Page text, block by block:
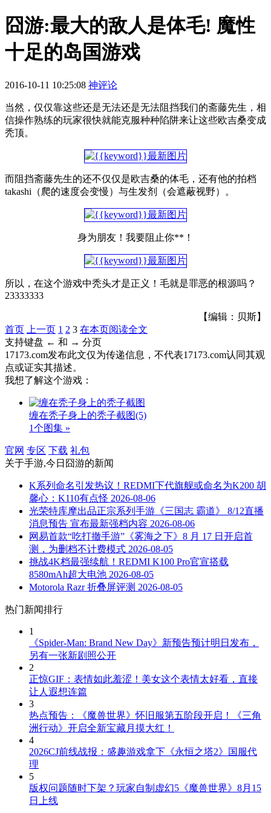
囧游:最大的敌人是体毛! 魔性
十足的岛国游戏
2016-10-11 10:25:08 神评论
当然，仅仅靠这些还是无法还是无法阻挡我们的斋藤先生，相
信操作熟练的玩家很快就能克服种种陷阱来让这些欧吉桑变成
秃顶。
而阻挡斋藤先生的还不仅仅是欧吉桑的体毛，还有他的拍档
takashi（爬的速度会变慢）与生发剂（会遮蔽视野）。
身为朋友！我要阻止你**！
所以，在这个游戏中秃头才是正义！毛就是罪恶的根源吗？
23333333
【编辑：贝斯】
首页
上一页 1 2 3 在本页阅读全文
支持键盘 ← 和 → 分页
17173.com发布此文仅为传递信息，不代表17173.com认同其观
点或证实其描述。
我想了解这个游戏：
缠在秃子身上的秃子截图(5)
1个图集 »
官网 专区 下载 礼包
关于手游,今日囧游的新闻
K系列命名引发热议！REDMI下代旗舰或命名为K200 胡
馨心：K110有点怪 2026-08-06
光荣特库摩出品正宗系列手游《三国志 霸道》 8/12直播
消息预告 宣布最新强档内容 2026-08-06
网易首款“吃打撤手游”《雾海之下》8 月 17 日开启首
测，为删档不计费模式 2026-08-05
挑战4K档最强续航！REDMI K100 Pro官宣搭载
8580mAh超大电池 2026-08-05
Motorola Razr 折叠屏评测 2026-08-05
热门新闻排行
1
《Spider-Man: Brand New Day》新预告预计明日发布，
另有一张新剧照公开
2
正惊GIF：表情如此羞涩！美女这个表情太好看，直接
让人遐想连篇
3
热点预告：《魔兽世界》怀旧服第五阶段开启！《三角
洲行动》开启全新宝藏月摸大红！
4
2026CJ前线战报：盛趣游戏拿下《永恒之塔2》国服代
理
5
版权问题随时下架？玩家自制虚幻5《魔兽世界》8月15
日上线